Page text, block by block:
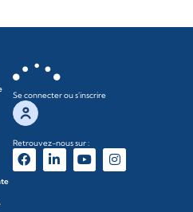
Se connecter ou s'inscrire
Retrouvez-nous sur :